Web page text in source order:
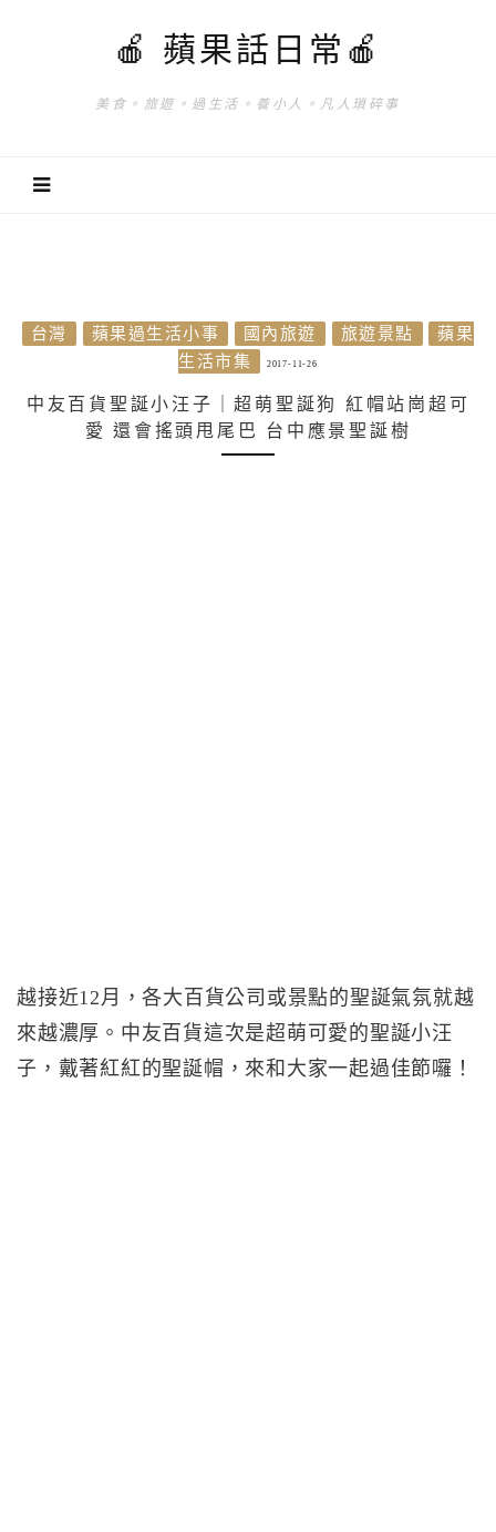
🍎 蘋果話日常🍎
美食。旅遊。過生活。養小人。凡人瑣碎事
台灣 蘋果過生活小事 國內旅遊 旅遊景點
蘋果
生活市集
2017-11-26
中友百貨聖誕小汪子｜超萌聖誕狗 紅帽站崗超可
愛 還會搖頭甩尾巴 台中應景聖誕樹
越接近12月，各大百貨公司或景點的聖誕氣氛就越
來越濃厚。中友百貨這次是超萌可愛的聖誕小汪
子，戴著紅紅的聖誕帽，來和大家一起過佳節囉！